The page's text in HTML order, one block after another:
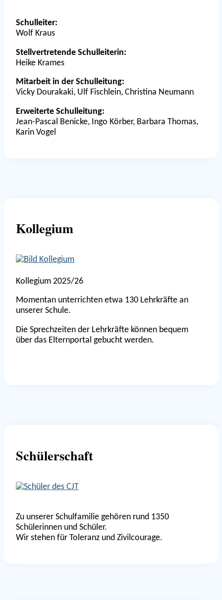
Schulleiter:
Wolf Kraus
Stellvertretende Schulleiterin:
Heike Krames
Mitarbeit in der Schulleitung:
Vicky Dourakaki, Ulf Fischlein, Christina Neumann
Erweiterte Schulleitung:
Jean-Pascal Benicke, Ingo Körber, Barbara Thomas,
Karin Vogel
Kollegium
Kollegium 2025/26
Momentan unterrichten etwa 130 Lehrkräfte an
unserer Schule.
Die Sprechzeiten der Lehrkräfte können bequem
über das Elternportal gebucht werden.
Schülerschaft
Zu unserer Schulfamilie gehören rund 1350
Schülerinnen und Schüler.
Wir stehen für Toleranz und Zivilcourage.